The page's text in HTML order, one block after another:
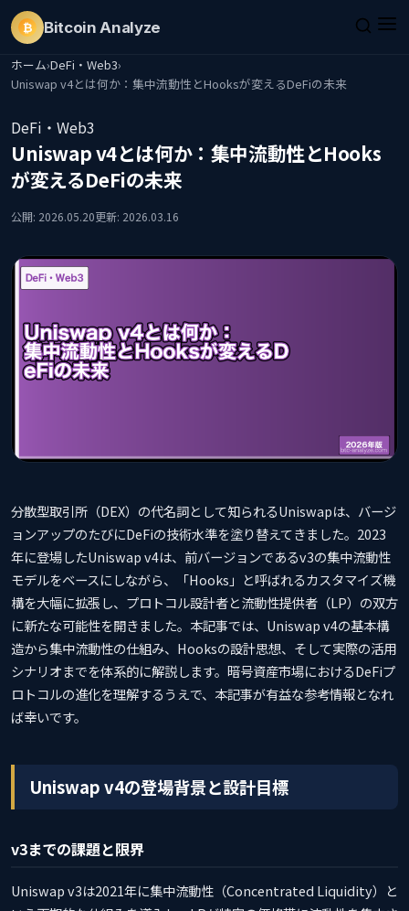
₿ Bitcoin Analyze
ホーム›DeFi・Web3›
Uniswap v4とは何か：集中流動性とHooksが変えるDeFiの未来
DeFi・Web3
Uniswap v4とは何か：集中流動性とHooks
が変えるDeFiの未来
公開: 2026.05.20更新: 2026.03.16
分散型取引所（DEX）の代名詞として知られるUniswapは、バージ
ョンアップのたびにDeFiの技術水準を塗り替えてきました。2023
年に登場したUniswap v4は、前バージョンであるv3の集中流動性
モデルをベースにしながら、「Hooks」と呼ばれるカスタマイズ機
構を大幅に拡張し、プロトコル設計者と流動性提供者（LP）の双方
に新たな可能性を開きました。本記事では、Uniswap v4の基本構
造から集中流動性の仕組み、Hooksの設計思想、そして実際の活用
シナリオまでを体系的に解説します。暗号資産市場におけるDeFiプ
ロトコルの進化を理解するうえで、本記事が有益な参考情報となれ
ば幸いです。
Uniswap v4の登場背景と設計目標
v3までの課題と限界
Uniswap v3は2021年に集中流動性（Concentrated Liquidity）と